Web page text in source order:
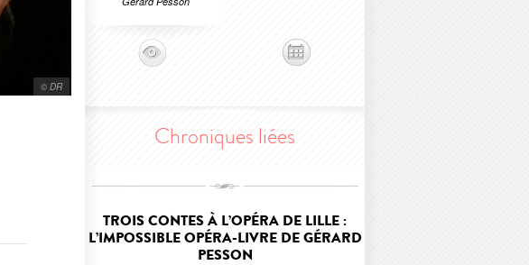
© DR
Chroniques liées
TROIS CONTES À L’OPÉRA DE LILLE :
L’IMPOSSIBLE OPÉRA-LIVRE DE GÉRARD
PESSON